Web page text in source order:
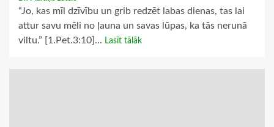
“Jo, kas mīl dzīvību un grib redzēt labas dienas, tas lai
attur savu mēli no ļauna un savas lūpas, ka tās nerunā
viltu.” [1.Pet.3:10]... Lasīt tālāk